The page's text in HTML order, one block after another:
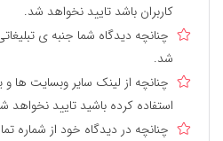
کاربران باشد تایید نخواهد شد.
چنانچه دیدگاه شما جنبه ی
شد.
چنانچه از لینک سایر وبسایت ها
استفاده کرده باشید تایید نخواهد
چنانچه در دیدگاه خود از شماره